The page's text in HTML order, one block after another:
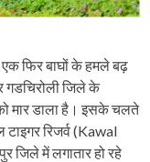
एक फिर बाघों के हमले बढ़
जिले के
मार डाला है। इसके चलते
रिजर्व (Kawal
में लगातार हो रहे